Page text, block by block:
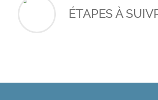
ÉTAPES À